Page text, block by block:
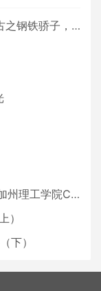
骄子，魅力包头
博士生活 [上集]
）
下）